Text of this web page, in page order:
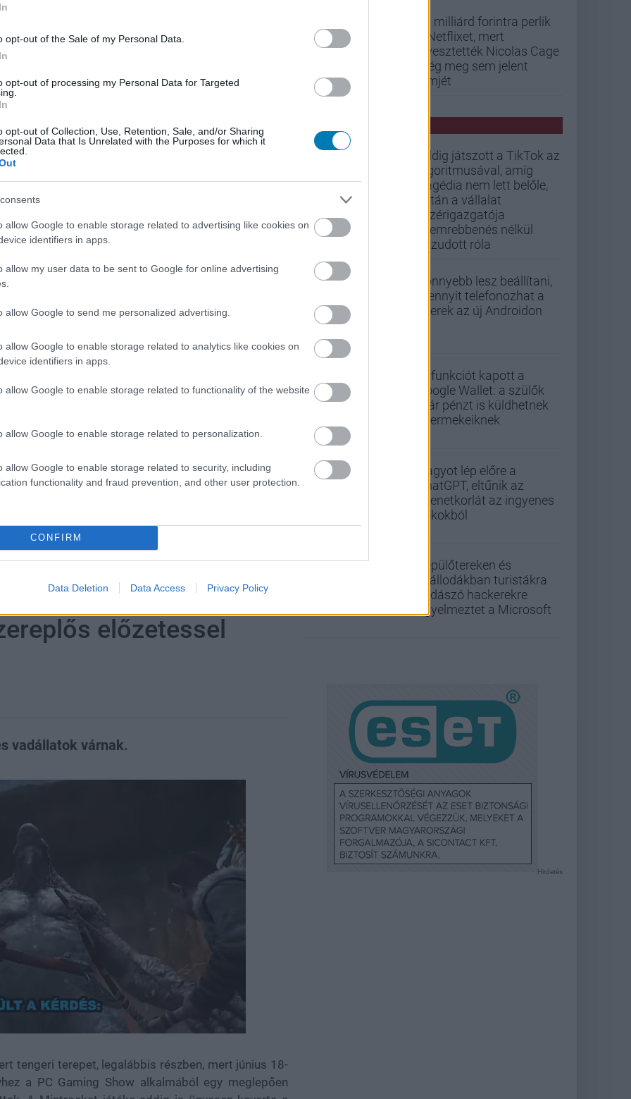
opt-out of the Sale of my Personal Data.
opt-out of processing my Personal Data for Targeted
opt-out of Collection, Use, Retention, Sale, and/or Sharing
Data that Is Unrelated with the Purposes for which it
allow Google to enable storage related to advertising like cookies on
identifiers in apps.
allow my user data to be sent to Google for online advertising
allow Google to send me personalized advertising.
allow Google to enable storage related to analytics like cookies on
identifiers in apps.
allow Google to enable storage related to functionality of the website
allow Google to enable storage related to personalization.
allow Google to enable storage related to security, including
functionality and fraud prevention, and other user protection.
CONFIRM
Data Deletion Data Access Privacy Policy
Tony-díja. Az elsőt a The Changing Room
a Sweet Smell of Success musical főszerepéért,
nyert. Ezzel bekerült abba a rendkívül szűk körbe
kategóriában tudtak győzni. Rajta kívül Kevin Kline
pedig ennél is tovább jutott, ő négy különböző
szerencsés színésznek tartja magát, és felidézte,
debütálásakor kapta egy angol darab amerikai
hogy az a produkció is a londoni Royal Court
szerint a két díj mintha két könyvtámasz lenne a
munkával, rengeteg alkotótárssal és emlékezetes
hangulata – Jön a második forduló! (X)
előzetessel
vadállatok várnak.
tengeri terepet, legalábbis részben, mert június 18-
a PC Gaming Show alkalmából egy meglepően
33 milliárd forintra perlik
a Netflixet, mert
elvesztették Nicolas Cage
még meg sem jelent
filmjét
Addig játszott a TikTok az
algoritmusával, amíg
tragédia nem lett belőle,
aztán a vállalat
vezérigazgatója
szemrebbenés nélkül
hazudott róla
Könnyebb lesz beállítani,
mennyit telefonozhat a
gyerek az új Androidon
Új funkciót kapott a
Google Wallet: a szülők
már pénzt is küldhetnek
gyermekeiknek
Nagyot lép előre a
ChatGPT, eltűnik az
üzenetkorlát az ingyenes
fiókokból
Repülőtereken és
szállodákban turistákra
vadászó hackerekre
figyelmeztet a Microsoft
Hirdetés